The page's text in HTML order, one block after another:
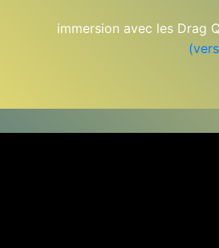
immersion avec les Drag